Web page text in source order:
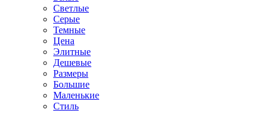
Светлые
Серые
Темные
Цена
Элитные
Дешевые
Размеры
Большие
Маленькие
Стиль